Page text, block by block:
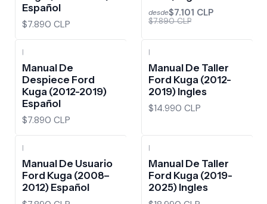
Español
$7.890 CLP
desde$7.101 CLP
$7.890 CLP
|
Manual De
Despiece Ford
Kuga (2012-2019)
Español
$7.890 CLP
|
Manual De Taller
Ford Kuga (2012-
2019) Ingles
$14.990 CLP
|
Manual De Usuario
Ford Kuga (2008–
2012) Español
|
Manual De Taller
Ford Kuga (2019-
2025) Ingles